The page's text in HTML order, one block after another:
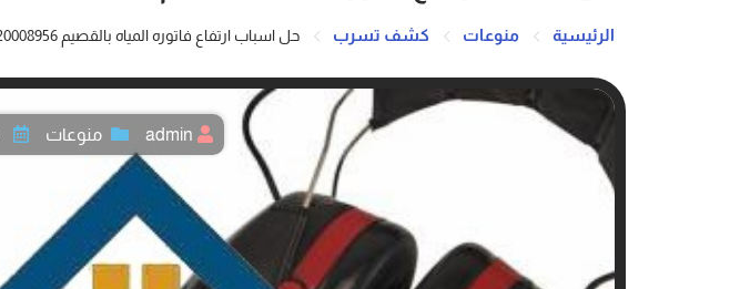
الرئيسية منوعات كشف تسرب حل اسباب ارتفاع فاتوره المياه بالقصيم 920008956
admin منوعات